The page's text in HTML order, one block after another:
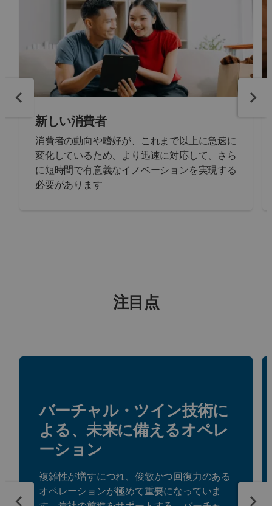
新しい消費者
消費者の動向や嗜好が、これまで以上に急速に
変化しているため、より迅速に対応して、さら
に短時間で有意義なイノベーションを実現する
必要があります
注目点
バーチャル・ツイン技術に
よる、未来に備えるオペレ
ーション
複雑性が増すにつれ、俊敏かつ回復力のある
オペレーションが極めて重要になっていま